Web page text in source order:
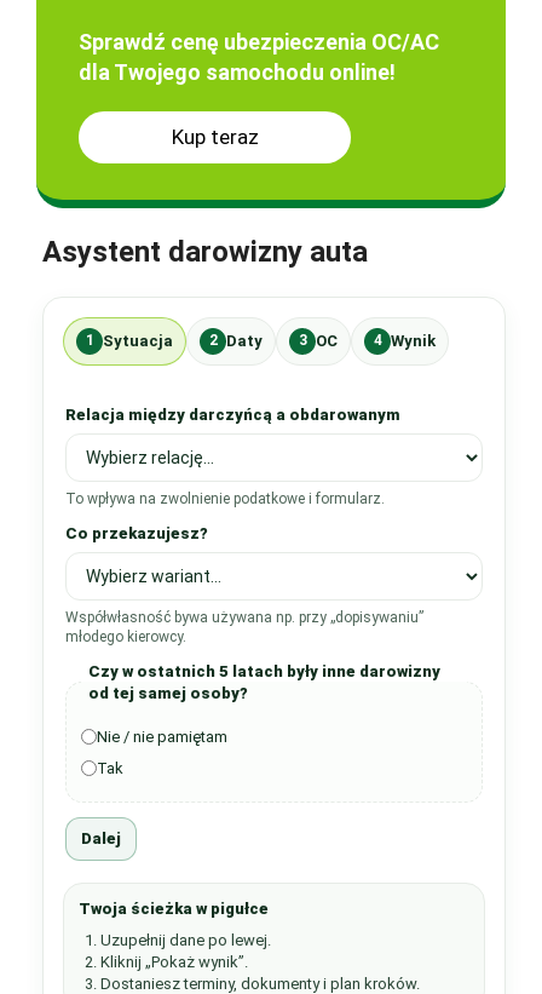
Sprawdź cenę ubezpieczenia OC/AC
dla Twojego samochodu online!
Kup teraz
Asystent darowizny auta
1 Sytuacja 2 Daty 3 OC 4 Wynik
Relacja między darczyńcą a obdarowanym
To wpływa na zwolnienie podatkowe i formularz.
Co przekazujesz?
Współwłasność bywa używana np. przy „dopisywaniu”
młodego kierowcy.
Czy w ostatnich 5 latach były inne darowizny
od tej samej osoby?
Nie / nie pamiętam
Tak
Dalej
Twoja ścieżka w pigułce
Uzupełnij dane po lewej.
Kliknij „Pokaż wynik”.
Dostaniesz terminy, dokumenty i plan kroków.